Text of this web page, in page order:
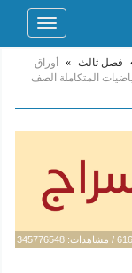
Toggle
فصل ثالث »
أوراق
المتكاملة الصف